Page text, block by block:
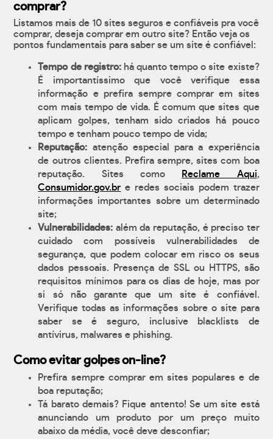
comprar?
Listamos mais de 10 sites seguros e confiáveis pra você
comprar, deseja comprar em outro site? Então veja os
pontos fundamentais para saber se um site é confiável:
Tempo de registro:há quanto tempo o site existe?
É importantíssimo que você verifique essa
informação e prefira sempre comprar em sites
com mais tempo de vida. É comum que sites que
aplicam golpes, tenham sido criados há pouco
tempo e tenham pouco tempo de vida;
Reputação: atenção especial para a experiência
de outros clientes. Prefira sempre, sites com boa
reputação. Sites como
Reclame Aqui,
Consumidor.gov.br e redes sociais podem trazer
informações importantes sobre um determinado
site;
Vulnerabilidades: além da reputação, é preciso ter
cuidado com possíveis vulnerabilidades de
segurança, que podem colocar em risco os seus
dados pessoais. Presença de SSL ou HTTPS, são
requisitos mínimos para os dias de hoje, mas por
si só não garante que um site é confiável.
Verifique todas as informações sobre o site para
saber se é seguro, inclusive blacklists de
antívirus, malwares e phishing.
Como evitar golpes on-line?
Prefira sempre comprar em sites populares e de
boa reputação;
Tá barato demais? Fique antento! Se um site está
anunciando um produto por um preço muito
abaixo da média, você deve desconfiar;